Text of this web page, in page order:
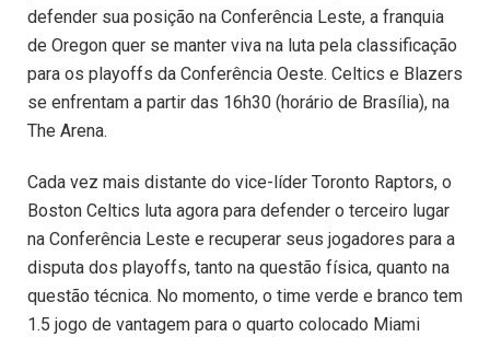
defender sua posição na Conferência Leste, a franquia
de Oregon quer se manter viva na luta pela classificação
para os playoffs da Conferência Oeste. Celtics e Blazers
se enfrentam a partir das 16h30 (horário de Brasília), na
The Arena.
Cada vez mais distante do vice-líder Toronto Raptors, o
Boston Celtics luta agora para defender o terceiro lugar
na Conferência Leste e recuperar seus jogadores para a
disputa dos playoffs, tanto na questão física, quanto na
questão técnica. No momento, o time verde e branco tem
1.5 jogo de vantagem para o quarto colocado Miami